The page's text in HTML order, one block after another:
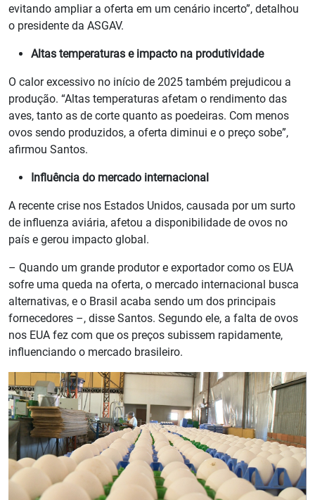
evitando ampliar a oferta em um cenário incerto”, detalhou
o presidente da ASGAV.
Altas temperaturas e impacto na produtividade
O calor excessivo no início de 2025 também prejudicou a
produção. “Altas temperaturas afetam o rendimento das
aves, tanto as de corte quanto as poedeiras. Com menos
ovos sendo produzidos, a oferta diminui e o preço sobe”,
afirmou Santos.
Influência do mercado internacional
A recente crise nos Estados Unidos, causada por um surto
de influenza aviária, afetou a disponibilidade de ovos no
país e gerou impacto global.
– Quando um grande produtor e exportador como os EUA
sofre uma queda na oferta, o mercado internacional busca
alternativas, e o Brasil acaba sendo um dos principais
fornecedores –, disse Santos. Segundo ele, a falta de ovos
nos EUA fez com que os preços subissem rapidamente,
influenciando o mercado brasileiro.